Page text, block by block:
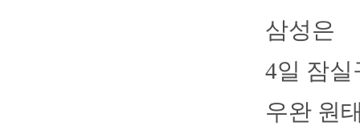
삼성은
4일 잠실
우완 원